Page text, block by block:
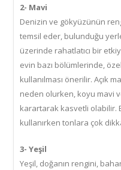
2- Mavi
Denizin ve gökyüzünün
temsil eder, bulunduğu
üzerinde rahatlatıcı bir
evin bazı bölümlerinde,
kullanılması önerilir. Açık
neden olurken, koyu mavi
karartarak kasvetli olabilir.
kullanırken tonlara çok
3- Yeşil
Yeşil, doğanın rengini,